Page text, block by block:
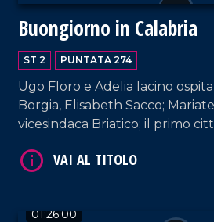
Buongiorno in Calabria
ST 2 PUNTATA 274
Ugo Floro e Adelia Iacino
Borgia, Elisabeth Sacco;
vicesindaca Briatico; il primo
01:26:00
VAI AL TITOLO